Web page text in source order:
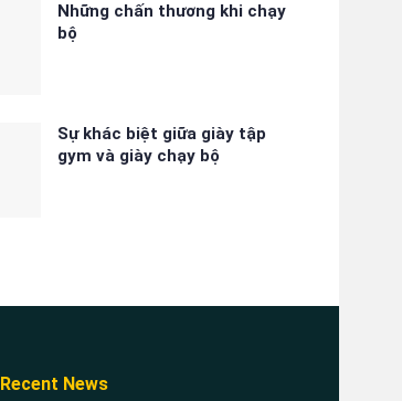
Những chấn thương khi chạy
bộ
Sự khác biệt giữa giày tập
gym và giày chạy bộ
Recent News